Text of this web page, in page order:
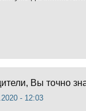
Вы точно
- 12:03